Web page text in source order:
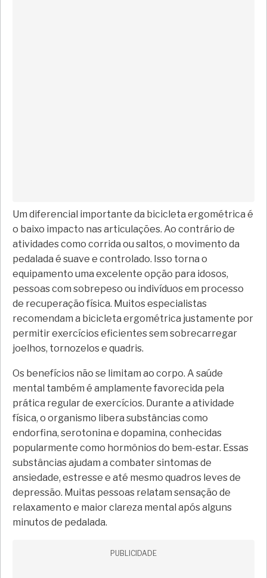
Um diferencial importante da bicicleta ergométrica é
o baixo impacto nas articulações. Ao contrário de
atividades como corrida ou saltos, o movimento da
pedalada é suave e controlado. Isso torna o
equipamento uma excelente opção para idosos,
pessoas com sobrepeso ou indivíduos em processo
de recuperação física. Muitos especialistas
recomendam a bicicleta ergométrica justamente por
permitir exercícios eficientes sem sobrecarregar
joelhos, tornozelos e quadris.
Os benefícios não se limitam ao corpo. A saúde
mental também é amplamente favorecida pela
prática regular de exercícios. Durante a atividade
física, o organismo libera substâncias como
endorfina, serotonina e dopamina, conhecidas
popularmente como hormônios do bem-estar. Essas
substâncias ajudam a combater sintomas de
ansiedade, estresse e até mesmo quadros leves de
depressão. Muitas pessoas relatam sensação de
relaxamento e maior clareza mental após alguns
minutos de pedalada.
PUBLICIDADE